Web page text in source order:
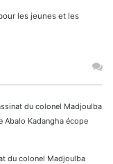
les jeunes et les
du colonel Madjoulba
Abalo Kadangha écope
du colonel Madjoulba